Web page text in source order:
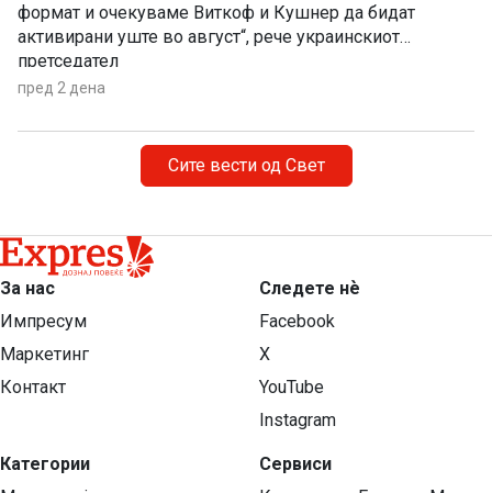
формат и очекуваме Виткоф и Кушнер да бидат
активирани уште во август“, рече украинскиот
претседател
пред 2 дена
Сите вести од Свет
За нас
Импресум
Маркетинг
Контакт
Категории
Следете нѐ
Facebook
X
YouTube
Instagram
Сервиси